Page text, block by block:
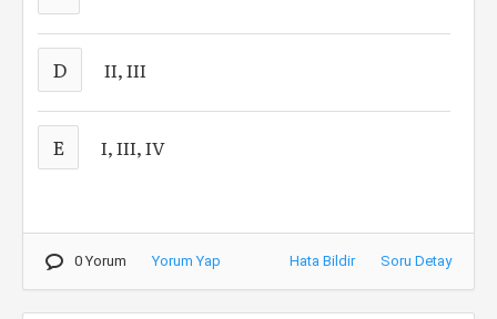
D II, III
E I, III, IV
0 Yorum Yorum Yap Hata Bildir Soru Detay